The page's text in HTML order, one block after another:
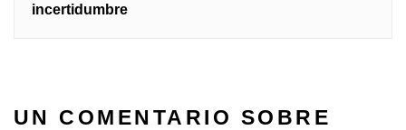
incertidumbre
UN COMENTARIO SOBRE